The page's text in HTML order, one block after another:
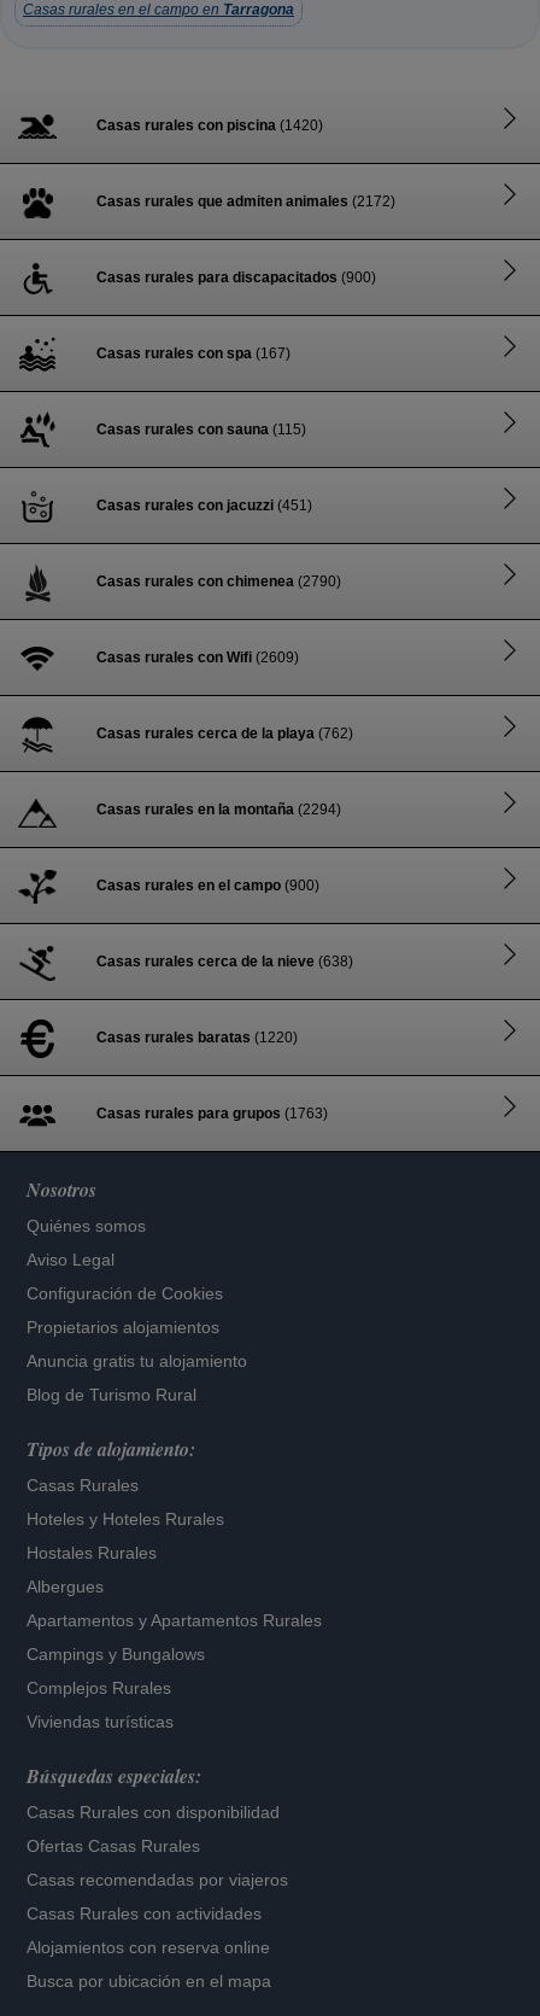
Casas rurales en el campo en Tarragona
Casas rurales con piscina (1420)
Casas rurales que admiten animales (2172)
Casas rurales para discapacitados (900)
Casas rurales con spa (167)
Casas rurales con sauna (115)
Casas rurales con jacuzzi (451)
Casas rurales con chimenea (2790)
Casas rurales con Wifi (2609)
Casas rurales cerca de la playa (762)
Casas rurales en la montaña (2294)
Casas rurales en el campo (900)
Casas rurales cerca de la nieve (638)
Casas rurales baratas (1220)
Casas rurales para grupos (1763)
Nosotros
Quiénes somos
Aviso Legal
Configuración de Cookies
Propietarios alojamientos
Anuncia gratis tu alojamiento
Blog de Turismo Rural
Tipos de alojamiento:
Casas Rurales
Hoteles y Hoteles Rurales
Hostales Rurales
Albergues
Apartamentos yApartamentos Rurales
Campings y Bungalows
Complejos Rurales
Viviendas turísticas
Búsquedas especiales:
Casas Rurales con disponibilidad
Ofertas Casas Rurales
Casas recomendadas por viajeros
Casas Rurales con actividades
Alojamientos con reserva online
Busca por ubicación en el mapa